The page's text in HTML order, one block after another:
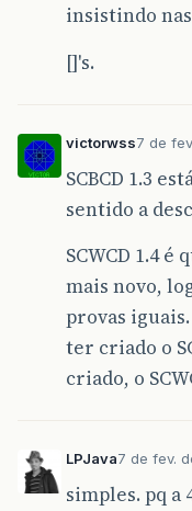
insistindo
[]'s.
victorwss7 de
SCBCD 1.3
sentido a
SCWCD 1.4 é
mais novo,
provas
ter criado o
criado, o
LPJava7 de fev.
simples. pq a